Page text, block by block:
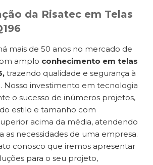
da Risatec em Telas
mais de 50 anos no mercado de
amplo conhecimento em telas
trazendo qualidade e segurança à
Nosso investimento em tecnologia
o sucesso de inúmeros projetos,
estilo e tamanho com
acima da média, atendendo
as necessidades de uma empresa.
conosco que iremos apresentar
para o seu projeto,